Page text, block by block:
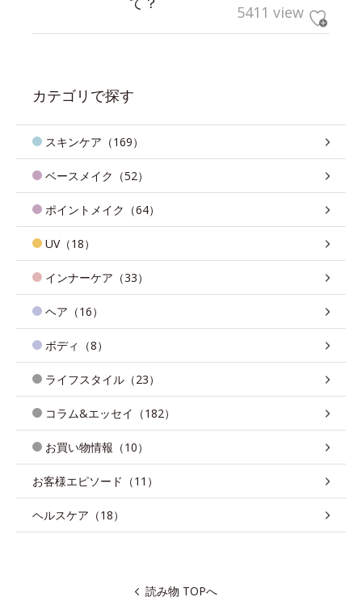
5411 view
カテゴリで探す
スキンケア（169）
ベースメイク（52）
ポイントメイク（64）
UV（18）
インナーケア（33）
ヘア（16）
ボディ（8）
ライフスタイル（23）
コラム&エッセイ（182）
お買い物情報（10）
お客様エピソード（11）
ヘルスケア（18）
読み物 TOPへ